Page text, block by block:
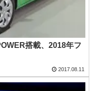
搭載、2018年フ
2017.08.11